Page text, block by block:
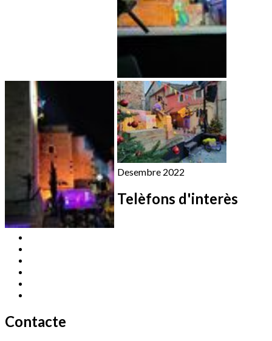
Desembre 2022
Telèfons d'interès
Contacte